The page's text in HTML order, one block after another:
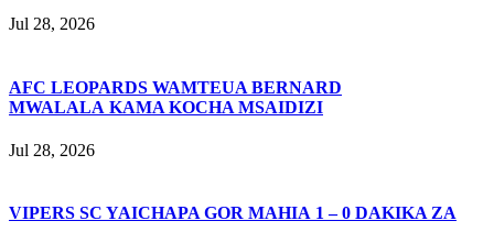
Jul 28, 2026
AFC LEOPARDS WAMTEUA BERNARD
MWALALA KAMA KOCHA MSAIDIZI
Jul 28, 2026
VIPERS SC YAICHAPA GOR MAHIA 1 – 0 DAKIKA ZA